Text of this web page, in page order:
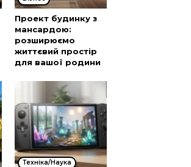
Проект будинку з
мансардою:
розширюємо
життєвий простір
для вашої родини
Техніка/Наука